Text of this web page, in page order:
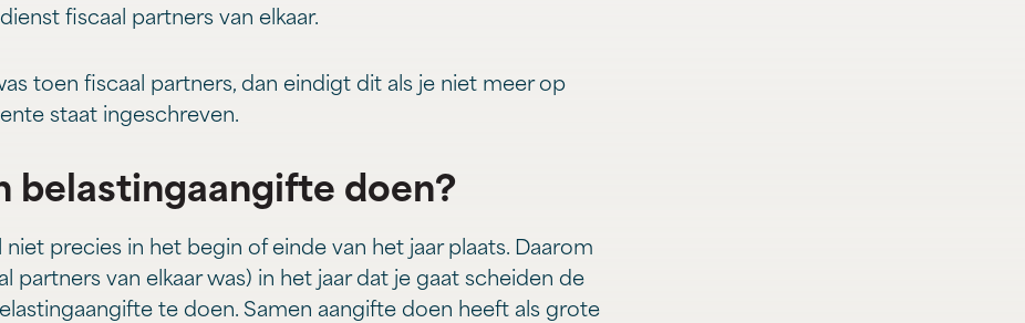
fiscaal partners van elkaar.
toen fiscaal partners, dan eindigt dit als je niet meer op
staat ingeschreven.
belastingaangifte doen?
precies in het begin of einde van het jaar plaats. Daarom
partners van elkaar was) in het jaar dat je gaat scheiden de
te doen. Samen aangifte doen heeft als grote